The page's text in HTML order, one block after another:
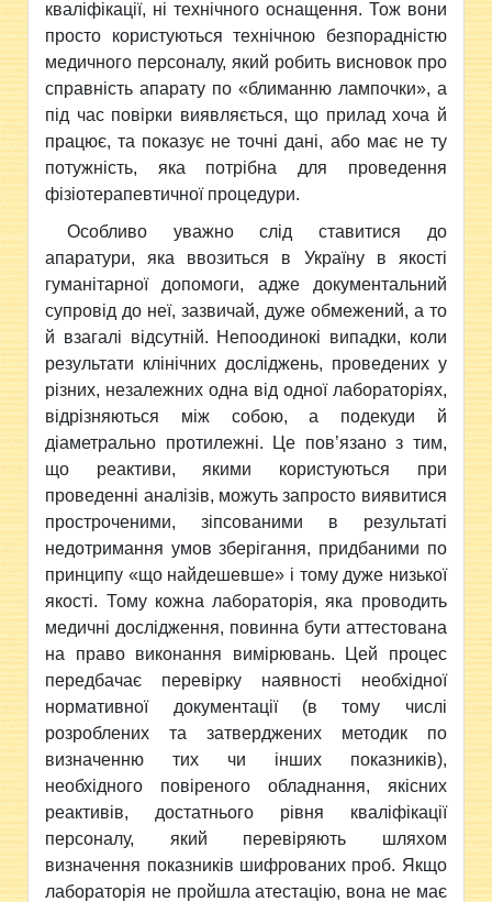
кваліфікації, ні технічного оснащення. Тож вони
просто користуються технічною безпорадністю
медичного персоналу, який робить висновок про
справність апарату по «блиманню лампочки», а
під час повірки виявляється, що прилад хоча й
працює, та показує не точні дані, або має не ту
потужність, яка потрібна для проведення
фізіотерапевтичної процедури.
Особливо уважно слід ставитися до
апаратури, яка ввозиться в Україну в якості
гуманітарної допомоги, адже документальний
супровід до неї, зазвичай, дуже обмежений, а то
й взагалі відсутній. Непоодинокі випадки, коли
результати клінічних досліджень, проведених у
різних, незалежних одна від одної лабораторіях,
відрізняються між собою, а подекуди й
діаметрально протилежні. Це пов’язано з тим,
що реактиви, якими користуються при
проведенні аналізів, можуть запросто виявитися
простроченими, зіпсованими в результаті
недотримання умов зберігання, придбаними по
принципу «що найдешевше» і тому дуже низької
якості. Тому кожна лабораторія, яка проводить
медичні дослідження, повинна бути аттестована
на право виконання вимірювань. Цей процес
передбачає перевірку наявності необхідної
нормативної документації (в тому числі
розроблених та затверджених методик по
визначенню тих чи інших показників),
необхідного повіреного обладнання, якісних
реактивів, достатнього рівня кваліфікації
персоналу, який перевіряють шляхом
визначення показників шифрованих проб. Якщо
лабораторія не пройшла атестацію, вона не має